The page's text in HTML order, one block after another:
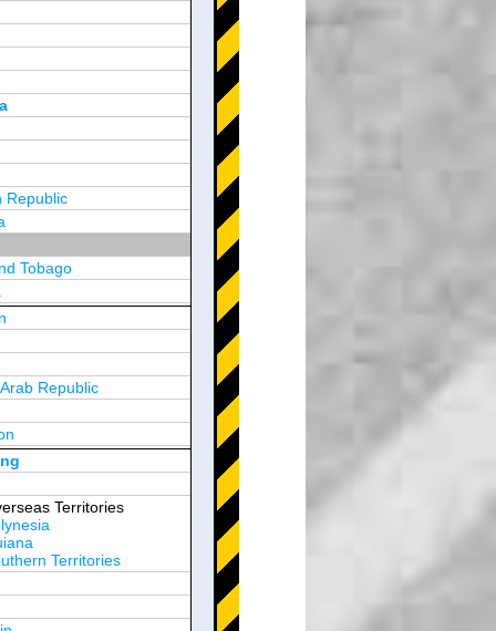
Republic
Tobago
Republic
Arab Emirates
Territories
Territories